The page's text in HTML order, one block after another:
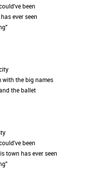
been
ever seen
with the big names
the ballet
been
town has ever seen